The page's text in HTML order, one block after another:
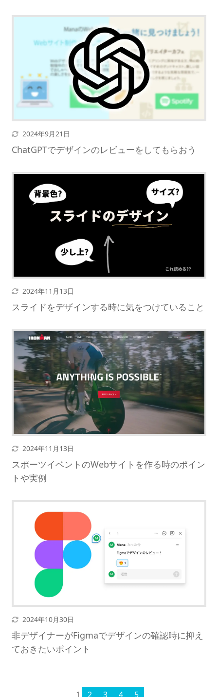
更新日
2024年9月21日
ChatGPTでデザインのレビューをしてもらおう
更新日
2024年11月13日
スライドをデザインする時に気をつけていること
更新日
2024年11月13日
スポーツイベントのWebサイトを作る時のポイン
トや実例
更新日
2024年10月30日
非デザイナーがFigmaでデザインの確認時に抑え
ておきたいポイント
1 2 3 4 5